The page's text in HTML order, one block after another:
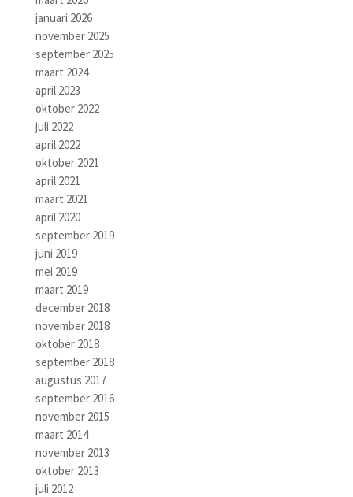
januari 2026
november 2025
september 2025
maart 2024
april 2023
oktober 2022
juli 2022
april 2022
oktober 2021
april 2021
maart 2021
april 2020
september 2019
juni 2019
mei 2019
maart 2019
december 2018
november 2018
oktober 2018
september 2018
augustus 2017
september 2016
november 2015
maart 2014
november 2013
oktober 2013
juli 2012